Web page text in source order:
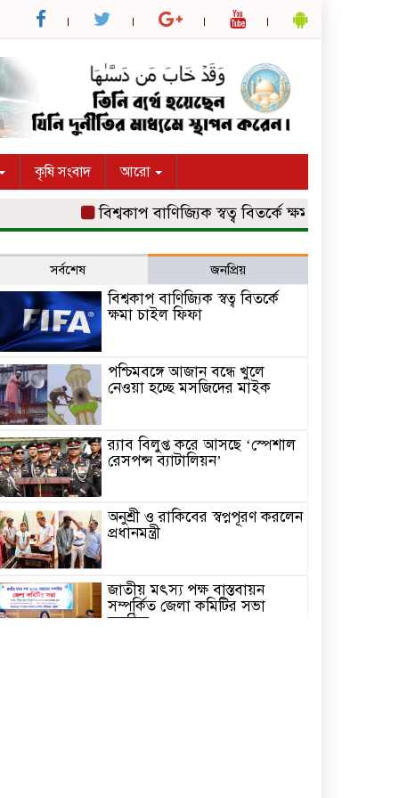
কৃষি সংবাদ আরো
বিশ্বকাপ বাণিজ্যিক স্বত্ব বিতর্কে ক্ষমা চাইল ফিফা
সর্বশেষ জনপ্রিয়
বিশ্বকাপ বাণিজ্যিক স্বত্ব বিতর্কে
ক্ষমা চাইল ফিফা
পশ্চিমবঙ্গে আজান বন্ধে খুলে
নেওয়া হচ্ছে মসজিদের মাইক
র‌্যাব বিলুপ্ত করে আসছে ‘স্পেশাল
রেসপন্স ব্যাটালিয়ন’
অনুশ্রী ও রাকিবের স্বপ্নপূরণ করলেন
প্রধানমন্ত্রী
জাতীয় মৎস্য পক্ষ বাস্তবায়ন
সম্পর্কিত জেলা কমিটির সভা
অনুষ্ঠিত